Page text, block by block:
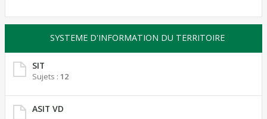
SYSTEME D'INFORMATION DU TERRITOIRE
SIT
Sujets : 12
ASIT VD